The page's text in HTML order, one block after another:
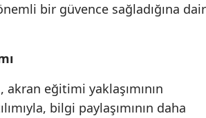
Kars
bir güvence sağladığına dair
eğitimi yaklaşımının
bilgi paylaşımının daha